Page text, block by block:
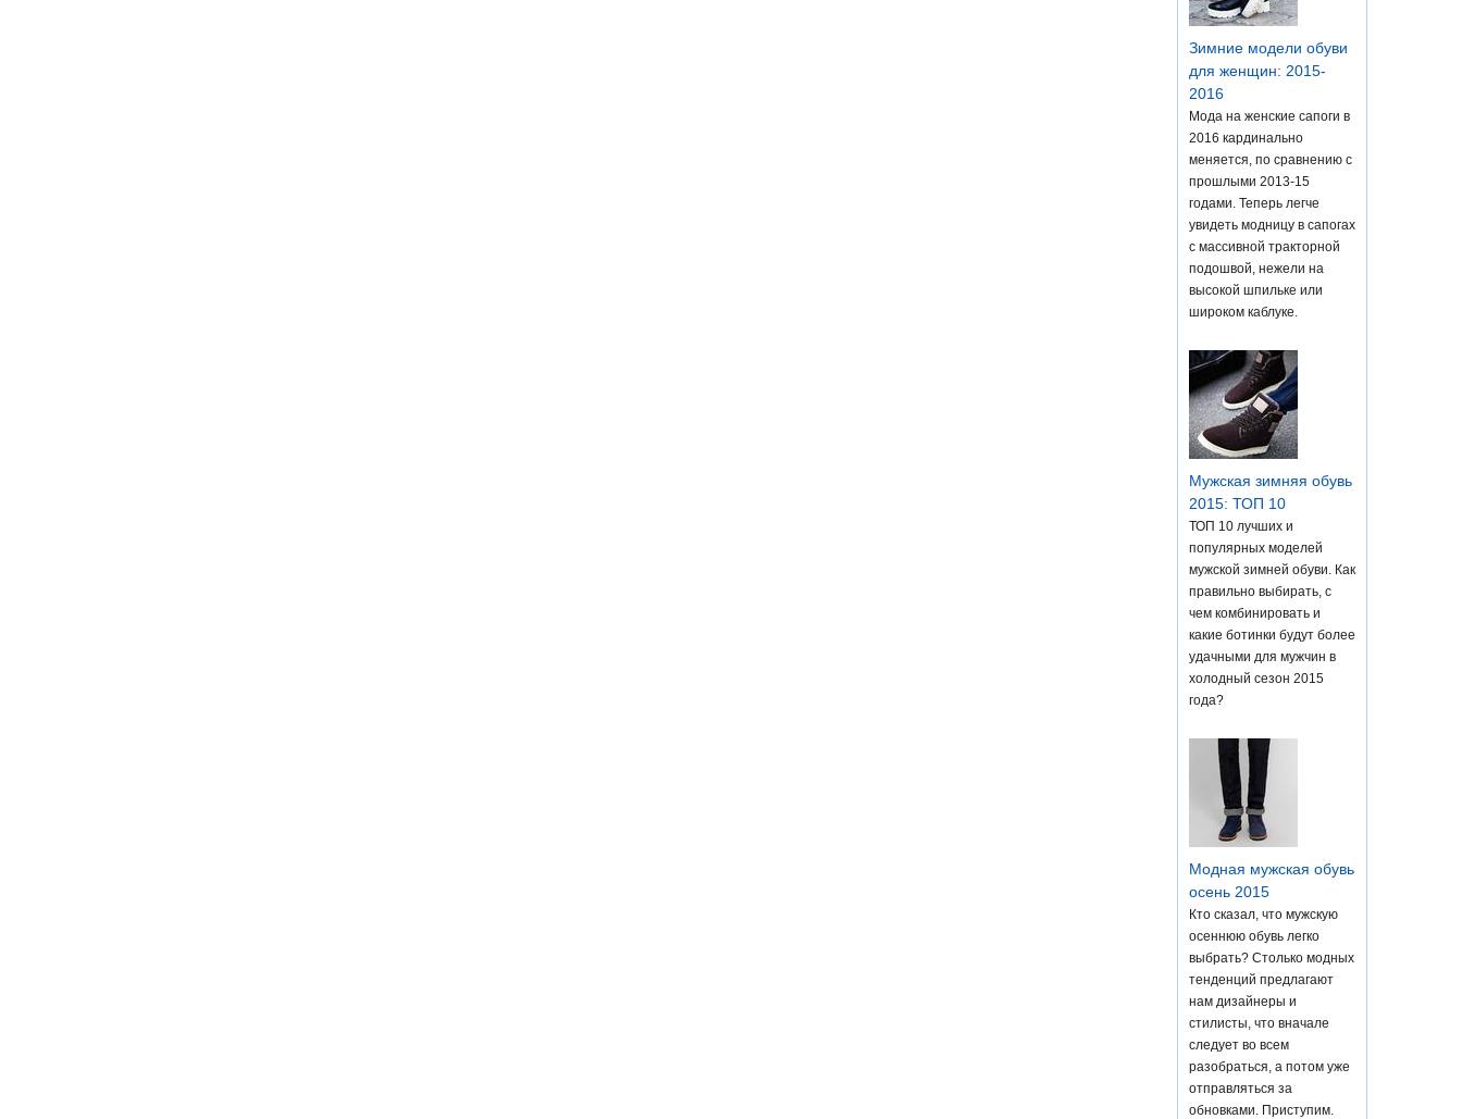
Зимние модели обуви
для женщин: 2015-
2016
Мода на женские сапоги в
2016 кардинально
меняется, по сравнению с
прошлыми 2013-15
годами. Теперь легче
увидеть модницу в сапогах
с массивной тракторной
подошвой, нежели на
высокой шпильке или
широком каблуке.
Мужская зимняя обувь
2015: ТОП 10
ТОП 10 лучших и
популярных моделей
мужской зимней обуви. Как
правильно выбирать, с
чем комбинировать и
какие ботинки будут более
удачными для мужчин в
холодный сезон 2015
года?
Модная мужская обувь
осень 2015
Кто сказал, что мужскую
осеннюю обувь легко
выбрать? Столько модных
тенденций предлагают
нам дизайнеры и
стилисты, что вначале
следует во всем
разобраться, а потом уже
отправляться за
обновками. Приступим.